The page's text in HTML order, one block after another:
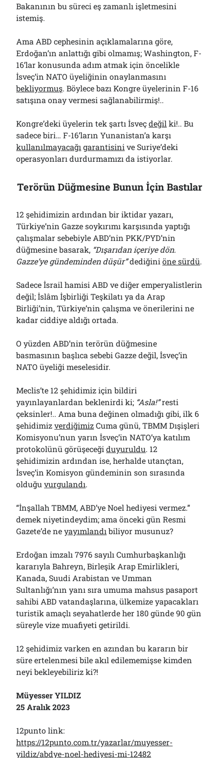
Bakanının bu süreci eş zamanlı işletmesini
istemiş.
Ama ABD cephesinin açıklamalarına göre,
Erdoğan’ın anlattığı gibi olmamış; Washington, F-
16’lar konusunda adım atmak için öncelikle
İsveç’in NATO üyeliğinin onaylanmasını
bekliyormuş. Böylece bazı Kongre üyelerinin F-16
satışına onay vermesi sağlanabilirmiş!..
Kongre’deki üyelerin tek şartı İsveçdeğil ki!.. Bu
sadece biri… F-16’ların Yunanistan’a karşı
kullanılmayacağı garantisini ve Suriye’deki
operasyonları durdurmamızı da istiyorlar.
Terörün Düğmesine Bunun İçin Bastılar
12 şehidimizin ardından bir iktidar yazarı,
Türkiye’nin Gazze soykırımı karşısında yaptığı
çalışmalar sebebiyle ABD’nin PKK/PYD’nin
düğmesine basarak, “Dışarıdan içeriye dön.
Gazze’ye gündeminden düşür”dediğiniöne sürdü.
Sadece İsrail hamisi ABD ve diğer emperyalistlerin
değil; İslâm İşbirliği Teşkilatı ya da Arap
Birliği’nin, Türkiye’nin çalışma ve önerilerini ne
kadar ciddiye aldığı ortada.
O yüzden ABD’nin terörün düğmesine
basmasının başlıca sebebi Gazze değil, İsveç’in
NATO üyeliği meselesidir.
Meclis’te 12 şehidimiz için bildiri
yayınlayanlardan beklenirdi ki; “Asla!”resti
çeksinler!.. Ama buna değinen olmadığı gibi, ilk 6
şehidimizverdiğimizCuma günü, TBMM Dışişleri
Komisyonu’nun yarın İsveç’in NATO’ya katılım
protokolünü görüşeceğiduyuruldu. 12
şehidimizin ardından ise, herhalde utançtan,
İsveç’in Komisyon gündeminin son sırasında
olduğuvurgulandı.
“İnşallah TBMM, ABD’ye Noel hediyesi vermez.”
demek niyetindeydim; ama önceki gün Resmi
Gazete’de neyayımlandı biliyor musunuz?
Erdoğan imzalı 7976 sayılı Cumhurbaşkanlığı
kararıyla Bahreyn, Birleşik Arap Emirlikleri,
Kanada, Suudi Arabistan ve Umman
Sultanlığı’nın yanı sıra umuma mahsus pasaport
sahibi ABD vatandaşlarına, ülkemize yapacakları
turistik amaçlı seyahatlerde her 180 günde 90 gün
süreyle vize muafiyeti getirildi.
12 şehidimiz varken en azından bu kararın bir
süre ertelenmesi bile akıl edilememişse kimden
neyi bekleyebiliriz ki?!
Müyesser YILDIZ
25 Aralık 2023
12punto link:
https://12punto.com.tr/yazarlar/muyesser-
yildiz/abdye-noel-hediyesi-mi-12482